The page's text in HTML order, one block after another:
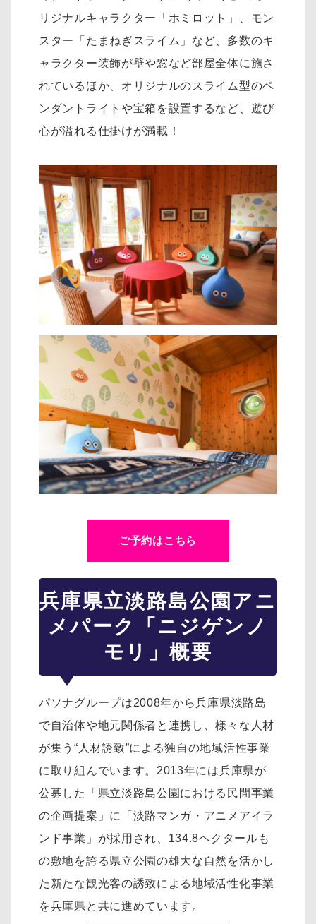
リジナルキャラクター「ホミロット」、モン
スター「たまねぎスライム」など、多数のキ
ャラクター装飾が壁や窓など部屋全体に施さ
れているほか、オリジナルのスライム型のペ
ンダントライトや宝箱を設置するなど、遊び
心が溢れる仕掛けが満載！
ご予約はこちら
兵庫県立淡路島公園アニ
メパーク「ニジゲンノ
モリ」概要
パソナグループは2008年から兵庫県淡路島
で自治体や地元関係者と連携し、様々な人材
が集う“人材誘致”による独自の地域活性事業
に取り組んでいます。2013年には兵庫県が
公募した「県立淡路島公園における民間事業
の企画提案」に「淡路マンガ・アニメアイラ
ンド事業」が採用され、134.8ヘクタールも
の敷地を誇る県立公園の雄大な自然を活かし
た新たな観光客の誘致による地域活性化事業
を兵庫県と共に進めています。